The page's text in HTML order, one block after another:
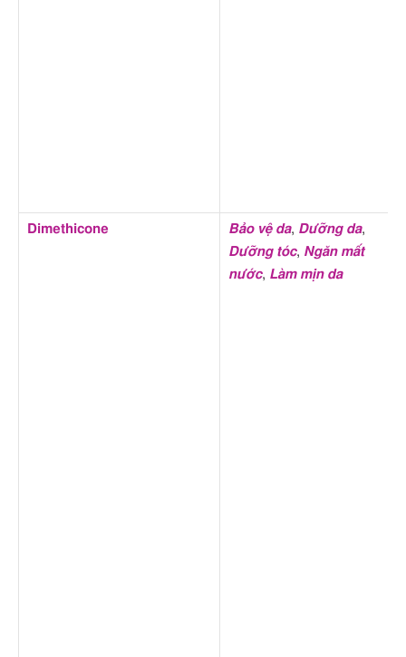
Dimethicone Bảo vệ da, Dưỡng da,
Dưỡng tóc, Ngăn mất
nước, Làm mịn da